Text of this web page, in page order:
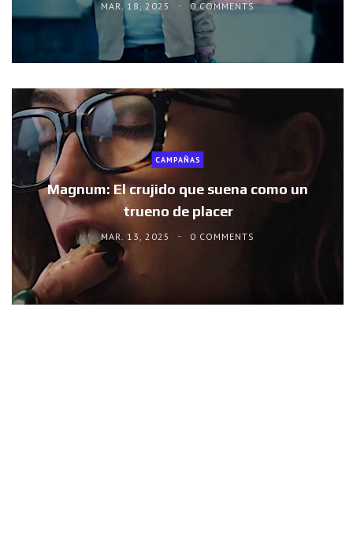
MAR. 18, 2025 0 COMMENTS
CAMPAÑAS
Magnum: El crujido que suena como un
trueno de placer
MAR. 13, 2025 0 COMMENTS